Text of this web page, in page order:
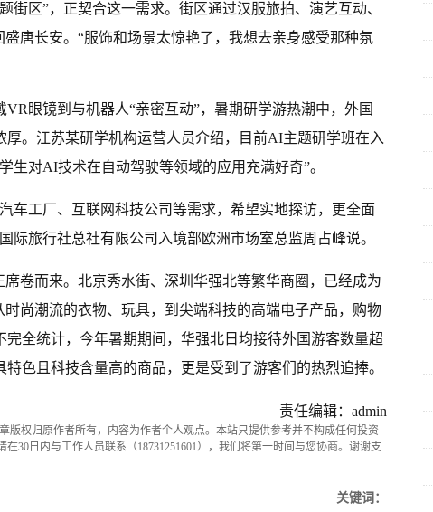
街区”，正契合这一需求。街区通过汉服旅拍、演艺互动、
唐长安。“服饰和场景太惊艳了，我想去亲身感受那种氛
眼镜到与机器人“亲密互动”，暑期研学游热潮中，外国
厚。江苏某研学机构运营人员介绍，目前AI主题研学班在入
生对AI技术在自动驾驶等领域的应用充满好奇”。
车工厂、互联网科技公司等需求，希望实地探访，更全面
际旅行社总社有限公司入境部欧洲市场室总监周占峰说。
席卷而来。北京秀水街、深圳华强北等繁华商圈，已经成为
时尚潮流的衣物、玩具，到尖端科技的高端电子产品，购物
全统计，今年暑期期间，华强北日均接待外国游客数量超
色且科技含量高的商品，更是受到了游客们的热烈追捧。
责任编辑：admin
版权归原作者所有，内容为作者个人观点。本站只提供参考并不构成任何投资
30日内与工作人员联系（18731251601），我们将第一时间与您协商。谢谢支
关键词：